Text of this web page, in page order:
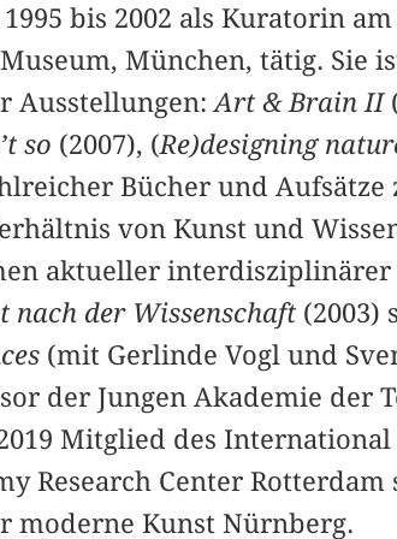
bis 2002 als Kuratorin
München, tätig. Sie
Ausstellungen: Art & Brain II
so (2007), (Re)designing
Bücher und Aufsätze
von Kunst und
aktueller
nach der Wissenschaft(2003)
(mit Gerlinde Vogl und
der Jungen Akademie der
Mitglied des
Research Center Rotterdam
moderne Kunst Nürnberg.